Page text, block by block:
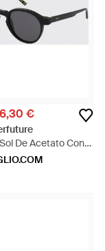
€
De Acetato Con
- Gris